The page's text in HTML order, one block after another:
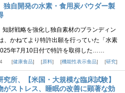
独自開発の水素・食用炭パウダー製
知財戦略を強化し独自素材のブランディン
、かねてより特許出願を行っていた「水素
年7月10日付で特許を取得した……
健康食品 原料 機能性表示食品 研究
所、【米国・大規模な臨床試験】
がストレス、睡眠の改善に顕著な効